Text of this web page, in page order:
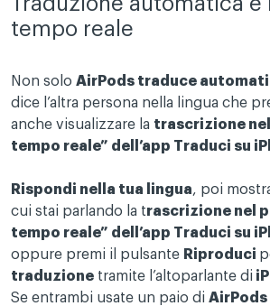
tempo reale
Non solo AirPods traduce
dice l’altra persona nella lingua che
anche visualizzare la trascrizione
tempo reale” dell’app Traduci su
Rispondi nella tua lingua, poi
cui stai parlando la trascrizione nel
tempo reale” dell’app Traduci su
oppure premi il pulsante Riproduci
traduzione tramite l’altoparlante di
Se entrambi usate un paio di AirPods